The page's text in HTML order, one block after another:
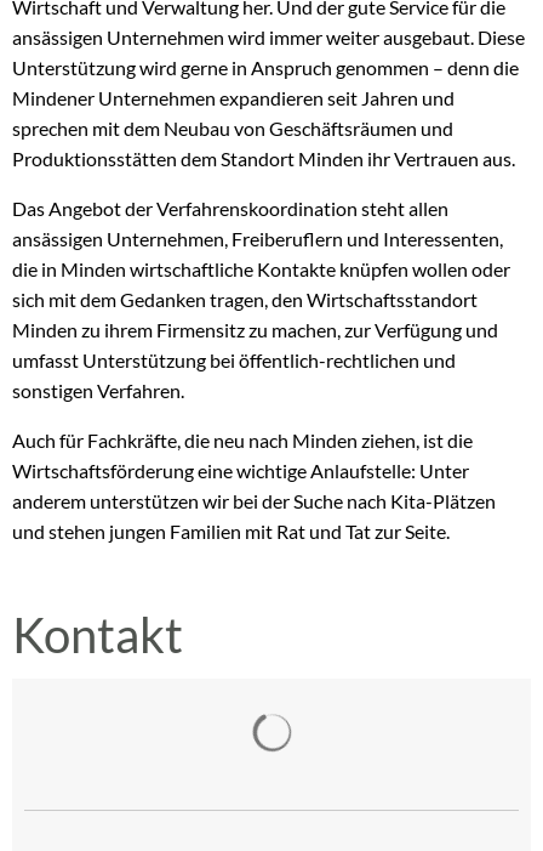
Wirtschaft und Verwaltung her. Und der gute Service für die
ansässigen Unternehmen wird immer weiter ausgebaut. Diese
Unterstützung wird gerne in Anspruch genommen – denn die
Mindener Unternehmen expandieren seit Jahren und
sprechen mit dem Neubau von Geschäftsräumen und
Produktionsstätten dem Standort Minden ihr Vertrauen aus.
Das Angebot der Verfahrenskoordination steht allen
ansässigen Unternehmen, Freiberuflern und Interessenten,
die in Minden wirtschaftliche Kontakte knüpfen wollen oder
sich mit dem Gedanken tragen, den Wirtschaftsstandort
Minden zu ihrem Firmensitz zu machen, zur Verfügung und
umfasst Unterstützung bei öffentlich-rechtlichen und
sonstigen Verfahren.
Auch für Fachkräfte, die neu nach Minden ziehen, ist die
Wirtschaftsförderung eine wichtige Anlaufstelle: Unter
anderem unterstützen wir bei der Suche nach Kita-Plätzen
und stehen jungen Familien mit Rat und Tat zur Seite.
Kontakt